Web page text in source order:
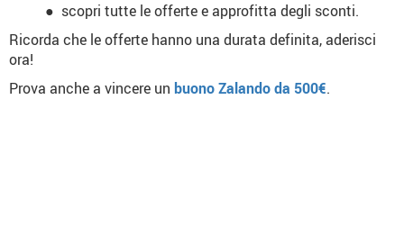
scopri tutte le offerte e approfitta degli sconti.
Ricorda che le offerte hanno una durata definita, aderisci
ora!
Prova anche a vincere un buono Zalando da 500€.